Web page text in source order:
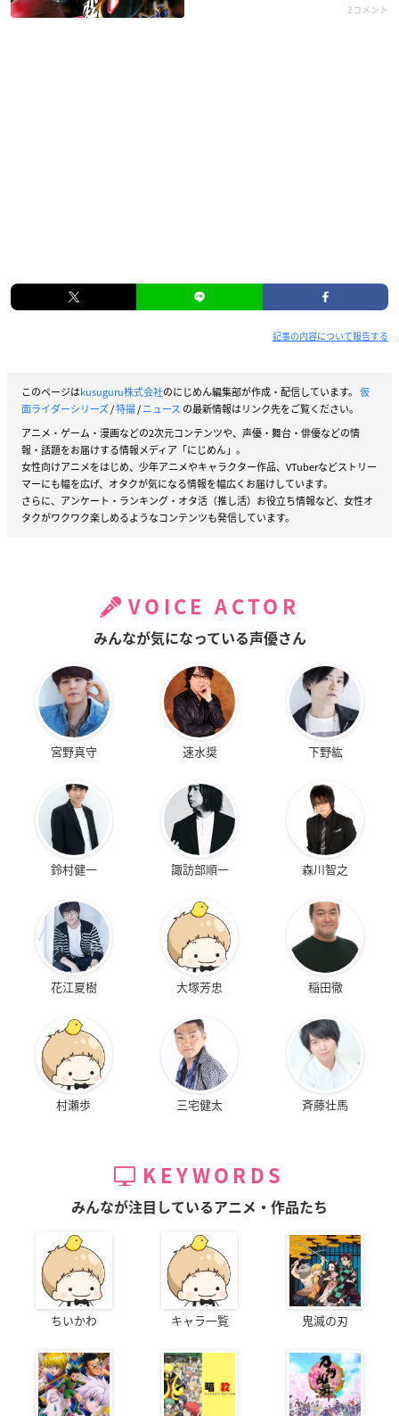
2コメント
記事の内容について報告する
このページはkusuguru株式会社のにじめん編集部が作成・配信しています。 仮
面ライダーシリーズ/特撮/ニュース の最新情報はリンク先をご覧ください。
アニメ・ゲーム・漫画などの2次元コンテンツや、声優・舞台・俳優などの情
報・話題をお届けする情報メディア「にじめん」。
女性向けアニメをはじめ、少年アニメやキャラクター作品、VTuberなどストリー
マーにも幅を広げ、オタクが気になる情報を幅広くお届けしています。
さらに、アンケート・ランキング・オタ活（推し活）お役立ち情報など、女性オ
タクがワクワク楽しめるようなコンテンツも発信しています。
VOICE ACTOR
みんなが気になっている声優さん
宮野真守 速水奨 下野紘
鈴村健一 諏訪部順一 森川智之
花江夏樹 大塚芳忠 稲田徹
村瀬歩 三宅健太 斉藤壮馬
KEYWORDS
みんなが注目しているアニメ・作品たち
ちいかわ キャラ一覧 鬼滅の刃